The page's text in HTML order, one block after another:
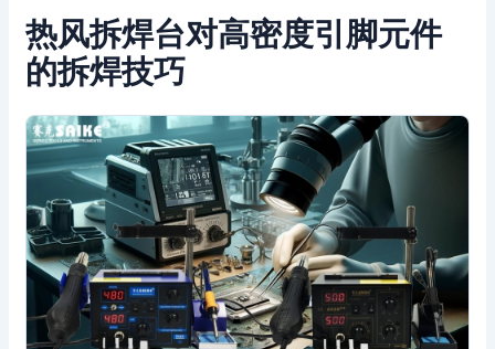
热风拆焊台对高密度引脚元件
的拆焊技巧